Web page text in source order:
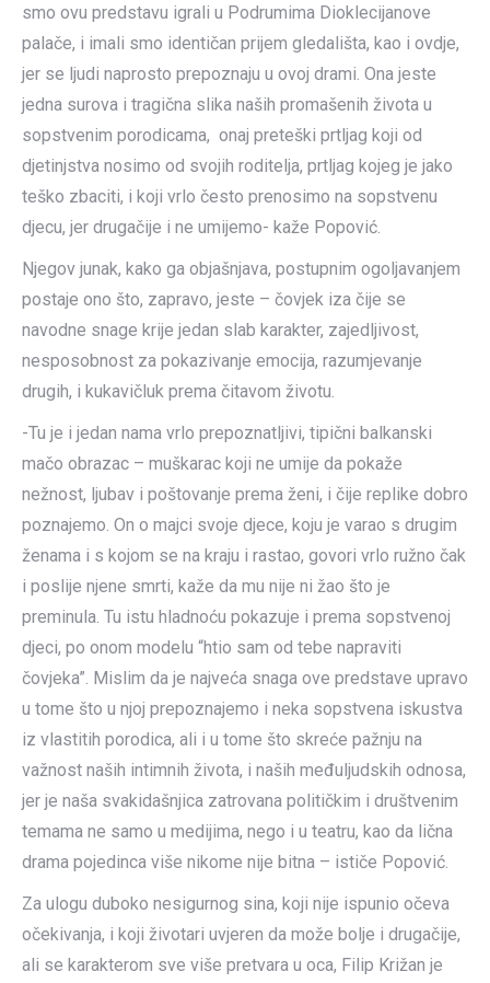
smo ovu predstavu igrali u Podrumima Dioklecijanove
palače, i imali smo identičan prijem gledališta, kao i ovdje,
jer se ljudi naprosto prepoznaju u ovoj drami. Ona jeste
jedna surova i tragična slika naših promašenih života u
sopstvenim porodicama, onaj preteški prtljag koji od
djetinjstva nosimo od svojih roditelja, prtljag kojeg je jako
teško zbaciti, i koji vrlo često prenosimo na sopstvenu
djecu, jer drugačije i ne umijemo- kaže Popović.
Njegov junak, kako ga objašnjava, postupnim ogoljavanjem
postaje ono što, zapravo, jeste – čovjek iza čije se
navodne snage krije jedan slab karakter, zajedljivost,
nesposobnost za pokazivanje emocija, razumjevanje
drugih, i kukavičluk prema čitavom životu.
-Tu je i jedan nama vrlo prepoznatljivi, tipični balkanski
mačo obrazac – muškarac koji ne umije da pokaže
nežnost, ljubav i poštovanje prema ženi, i čije replike dobro
poznajemo. On o majci svoje djece, koju je varao s drugim
ženama i s kojom se na kraju i rastao, govori vrlo ružno čak
i poslije njene smrti, kaže da mu nije ni žao što je
preminula. Tu istu hladnoću pokazuje i prema sopstvenoj
djeci, po onom modelu “htio sam od tebe napraviti
čovjeka”. Mislim da je najveća snaga ove predstave upravo
u tome što u njoj prepoznajemo i neka sopstvena iskustva
iz vlastitih porodica, ali i u tome što skreće pažnju na
važnost naših intimnih života, i naših međuljudskih odnosa,
jer je naša svakidašnjica zatrovana političkim i društvenim
temama ne samo u medijima, nego i u teatru, kao da lična
drama pojedinca više nikome nije bitna – ističe Popović.
Za ulogu duboko nesigurnog sina, koji nije ispunio očeva
očekivanja, i koji životari uvjeren da može bolje i drugačije,
ali se karakterom sve više pretvara u oca, Filip Križan je